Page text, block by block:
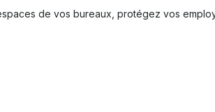
de vos bureaux, protégez vos